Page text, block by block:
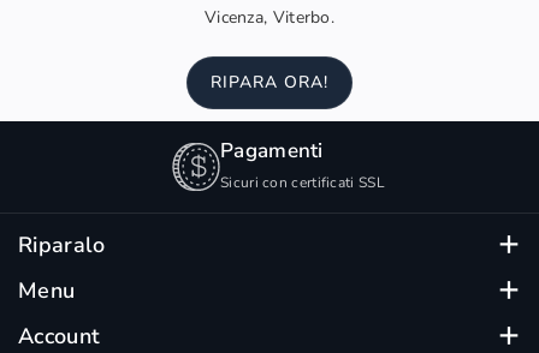
Vicenza, Viterbo.
RIPARA ORA!
Pagamenti
Sicuri con certificati SSL
Riparalo
Su Riparalo trovi device ricondizionati certificati, testati
e garantiti.
Ogni dispositivo rigenerato è accuratamente
Menu
Scegli Riparalo
Account